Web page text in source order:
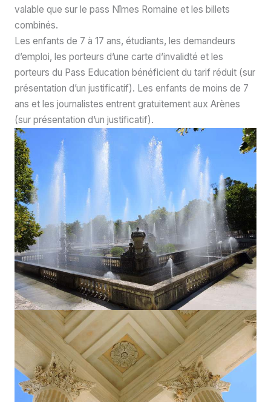
valable que sur le pass Nîmes Romaine et les billets
combinés.
Les enfants de 7 à 17 ans, étudiants, les demandeurs
d’emploi, les porteurs d’une carte d’invalidté et les
porteurs du Pass Education bénéficient du tarif réduit (sur
présentation d’un justificatif). Les enfants de moins de 7
ans et les journalistes entrent gratuitement aux Arènes
(sur présentation d’un justificatif).